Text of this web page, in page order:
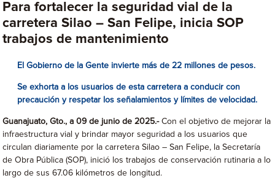
Para fortalecer la seguridad vial de la
carretera Silao – San Felipe, inicia SOP
trabajos de mantenimiento
El Gobierno de la Gente invierte más de 22 millones de pesos.
Se exhorta a los usuarios de esta carretera a conducir con
precaución y respetar los señalamientos y límites de velocidad.
Guanajuato, Gto., a 09 de junio de 2025.-Con el objetivo de mejorar la
infraestructura vial y brindar mayor seguridad a los usuarios que
circulan diariamente por la carretera Silao – San Felipe, la Secretaría
de Obra Pública (SOP), inició los trabajos de conservación rutinaria a lo
largo de sus 67.06 kilómetros de longitud.